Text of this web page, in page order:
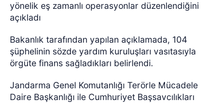
yönelik eş zamanlı operasyonlar düzenlendiğini
açıkladı
Bakanlık tarafından yapılan açıklamada, 104
şüphelinin sözde yardım kuruluşları vasıtasıyla
örgüte finans sağladıkları belirlendi.
Jandarma Genel Komutanlığı Terörle Mücadele
Daire Başkanlığı ile Cumhuriyet Başsavcılıkları